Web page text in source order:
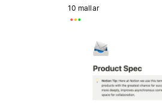
10 mallar